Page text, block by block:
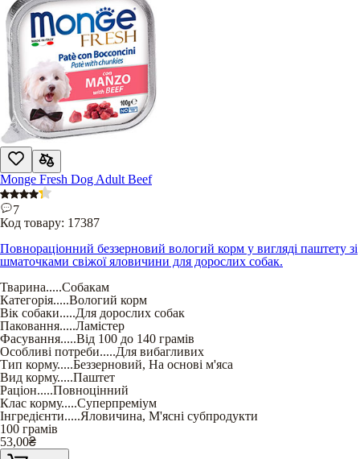
Monge Fresh Dog Adult Beef
7
Код товару: 17387
Повнораціонний беззерновий вологий корм у вигляді паштету зі
шматочками свіжої яловичини для дорослих собак.
Тварина.....Собакам
Категорія.....Вологий корм
Вік собаки.....Для дорослих собак
Паковання.....Ламістер
Фасування.....Від 100 до 140 грамів
Особливі потреби.....Для вибагливих
Тип корму.....Беззерновий, На основі м'яса
Вид корму.....Паштет
Раціон.....Повноцінний
Клас корму.....Суперпреміум
Інгредієнти.....Яловичина, М'ясні субпродукти
100 грамів
53,00₴